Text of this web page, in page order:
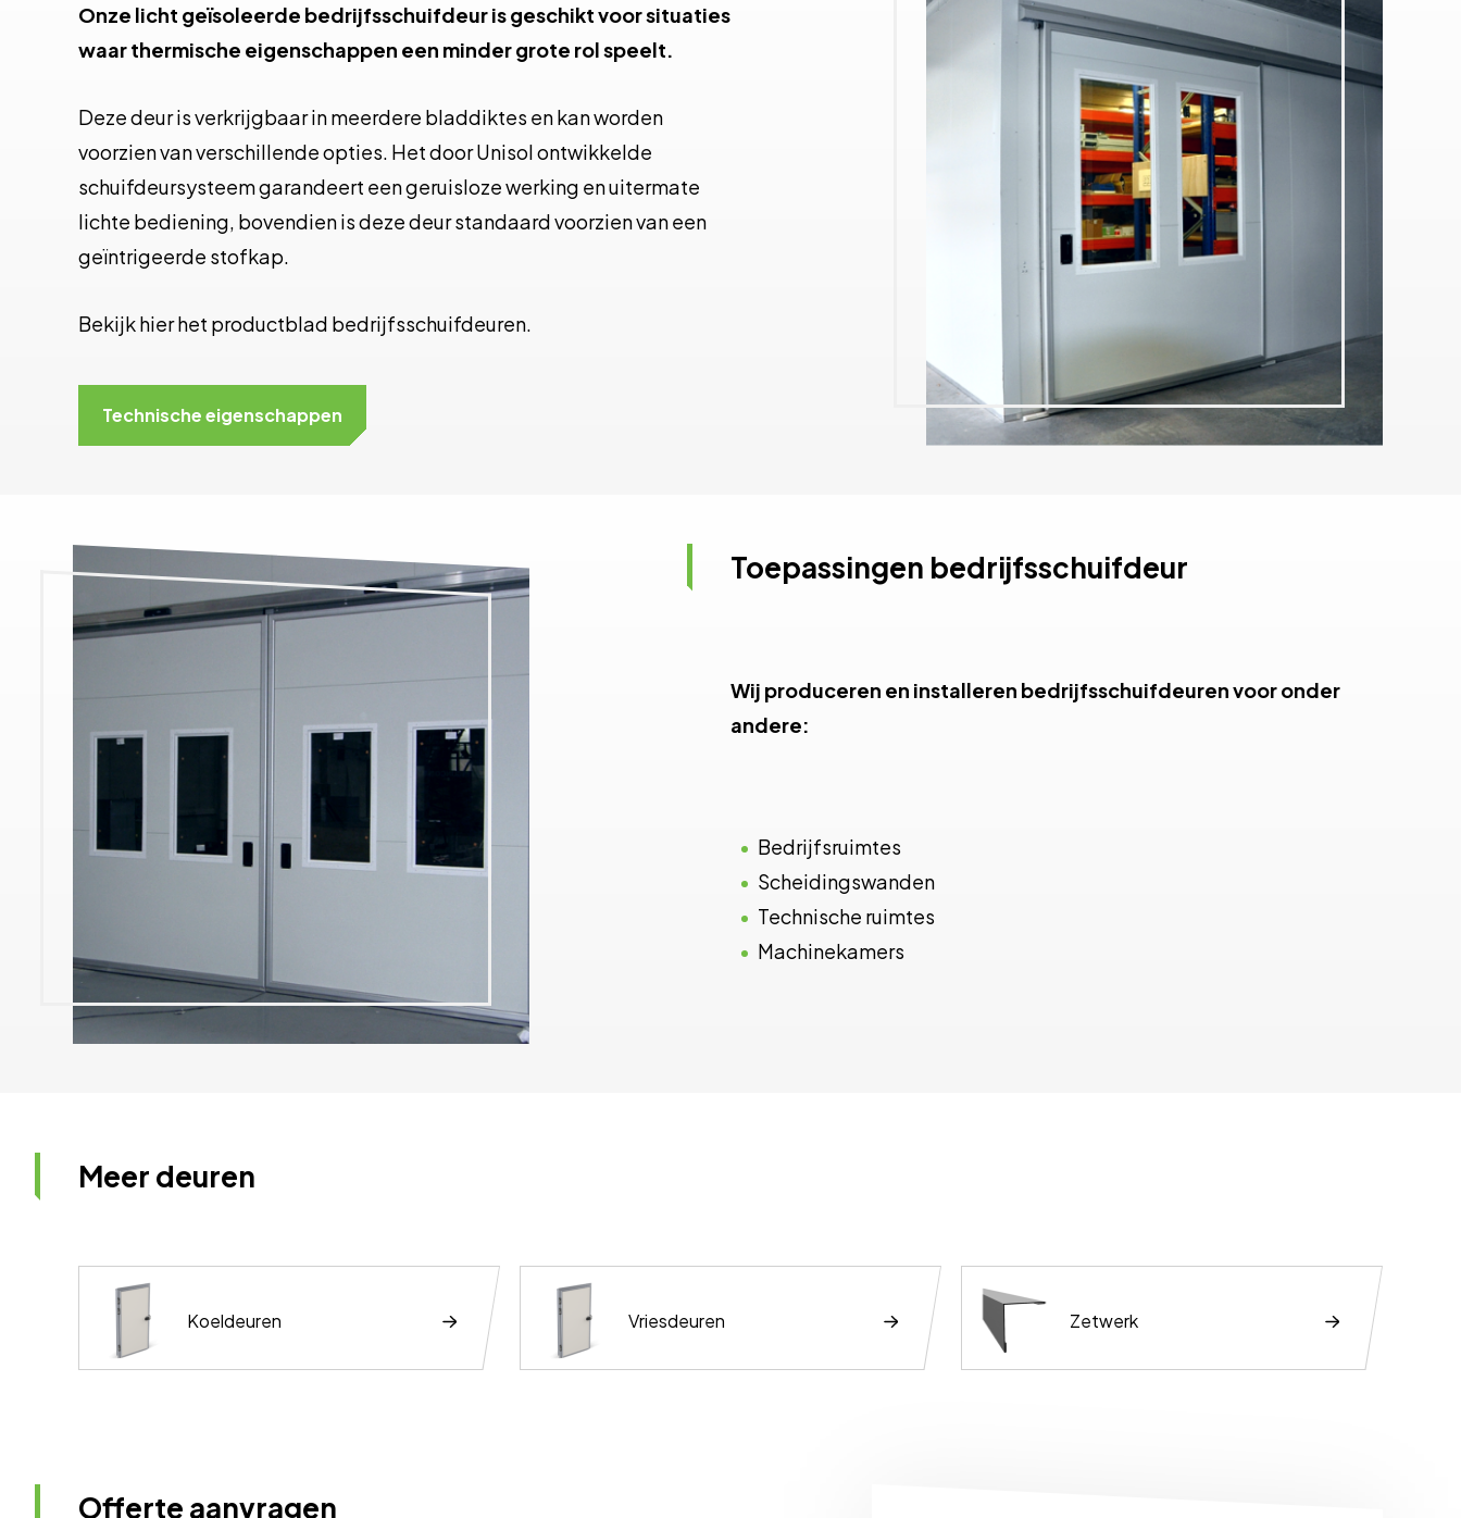
Onze licht geïsoleerde bedrijfsschuifdeur is geschikt voor situaties
waar thermische eigenschappen een minder grote rol speelt.
Deze deur is verkrijgbaar in meerdere bladdiktes en kan worden
voorzien van verschillende opties. Het door Unisol ontwikkelde
schuifdeursysteem garandeert een geruisloze werking en uitermate
lichte bediening, bovendien is deze deur standaard voorzien van een
geïntrigeerde stofkap.
Bekijk hier het productblad bedrijfsschuifdeuren.
Technische eigenschappen
Toepassingen bedrijfsschuifdeur
Wij produceren en installeren bedrijfsschuifdeuren voor onder
andere:
Bedrijfsruimtes
Scheidingswanden
Technische ruimtes
Machinekamers
Meer deuren
Koeldeuren Vriesdeuren Zetwerk
Offerte aanvragen